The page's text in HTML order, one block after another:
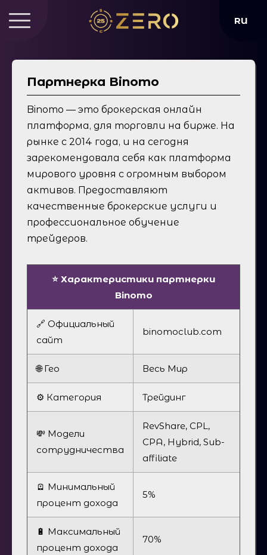
Партнерка Binomo
Binomo — это брокерская онлайн
платформа, для торговли на бирже. На
рынке с 2014 года, и на сегодня
зарекомендовала себя как платформа
мирового уровня с огромным выбором
активов. Предоставляют
качественные брокерские услуги и
профессиональное обучение
трейдеров.
⭐️ Характеристики партнерки
Binomo
🔗 Официальный
сайт
binomoclub.com
🌐 Гео Весь Мир
⚙️ Категория Трейдинг
💸 Модели
сотрудничества
RevShare, CPL,
CPA, Hybrid, Sub-
affiliate
🪫 Минимальный
процент дохода
5%
🔋 Максимальный
процент дохода
70%
RU